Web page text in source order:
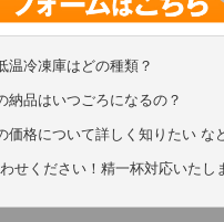
温冷凍庫はどの種類？
納品はいつごろになるの？
価格について詳しく知りたい な
せください！精一杯対応いたし